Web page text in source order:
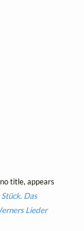
title, appears
Das
Lieder